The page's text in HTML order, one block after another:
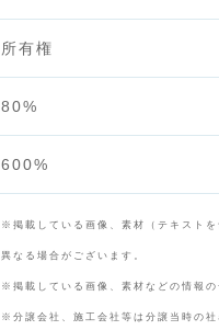
所有権
80%
600%
※掲載している画像、素材（テキスト
異なる場合がございます。
※掲載している画像、素材などの情報
※分譲会社、施工会社等は分譲当時の